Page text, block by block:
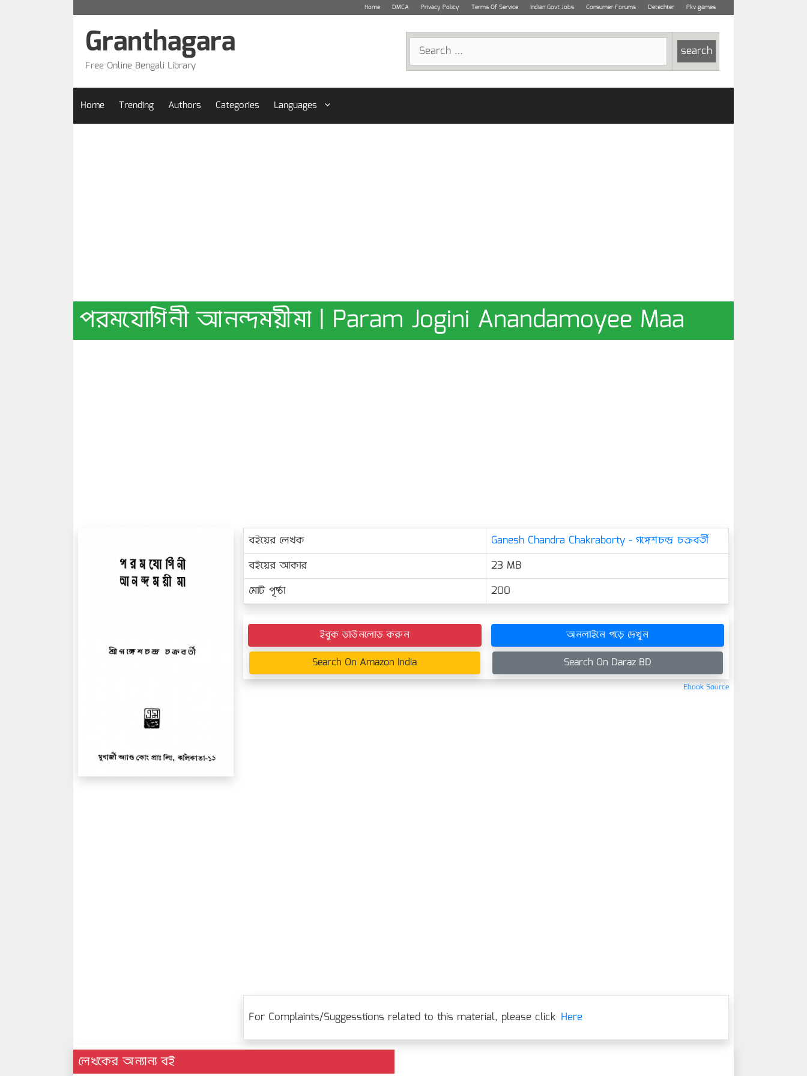
Home DMCA Privacy Policy Terms Of Service Indian Govt Jobs Consumer Forums Detechter Pkv games
Search
for:
Granthagara
Free Online Bengali Library
Home Trending Authors Categories Languages
পরমযোগিনী আনন্দময়ীমা | Param Jogini Anandamoyee Maa
বইয়ের লেখক
Ganesh Chandra Chakraborty - গঙ্গেশচন্দ্র চক্রবর্তী
বইয়ের আকার
23 MB
মোট পৃষ্ঠা
200
ইবুক ডাউনলোড করুন
অনলাইনে পড়ে দেখুন
Search On Amazon India
Search On Daraz BD
Ebook Source
For Complaints/Suggesstions related to this material, please click Here
লেখকের অন্যান্য বই